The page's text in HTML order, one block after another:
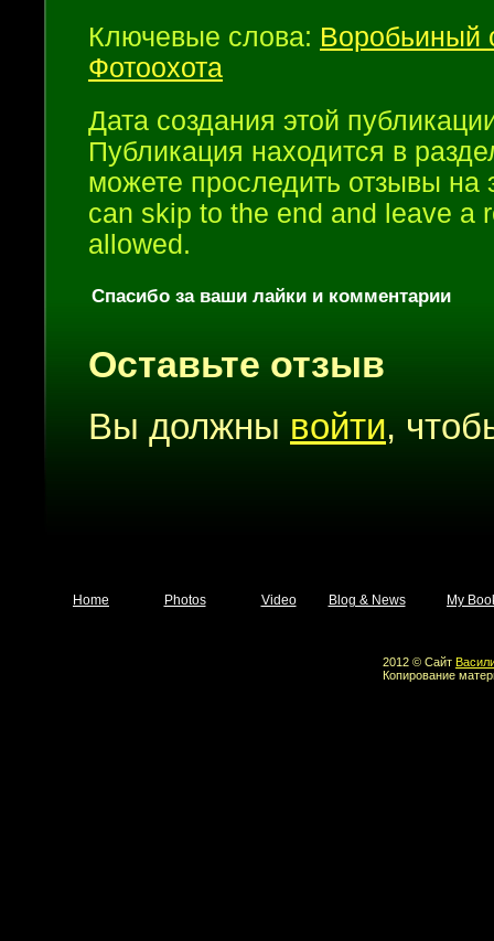
Ключевые слова: Воробьиный
Фотоохота
Дата создания этой
Публикация находится в
можете проследить отзывы на
can skip to the end and leave a
allowed.
Спасибо за ваши лайки и комментарии
Оставьте отзыв
Вы должны войти,
Home Photos Video Blog & News My
2012 © Сайт
Копирование